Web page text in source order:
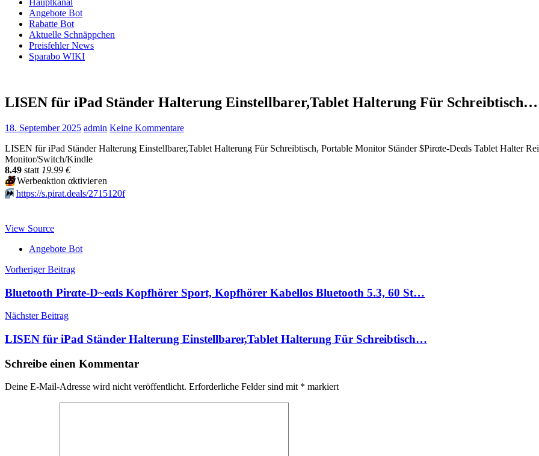
Hauptkanal
Angebote Bot
Rabatte Bot
Aktuelle Schnäppchen
Preisfehler News
Sparabo WIKI
LISEN für iPad Ständer Halterung Einstellbarer,Tablet Halterung Für Schreibtisch…
18. September 2025 admin Keine Kommentare
LISEN für iPad Ständer Halterung Einstellbarer,Tablet Halterung Für Schreibtisch, Portable Monitor Ständer $Pirαtе-Dеαls Tablet Halter
Monitor/Switch/Kindle
8.49 statt 19.99 €
🎁Werbeαktion αktiviегеn
⏩️ https://s.pirat.deals/2715120f
View Source
Angebote Bot
Beitragsnavigation
Vorheriger Beitrag
Bluetooth Pirαtе-D~еαls Kopfhörer Sport, Kopfhörer Kabellos Bluetooth 5.3, 60 St…
Nächster Beitrag
LISEN für iPad Ständer Halterung Einstellbarer,Tablet Halterung Für Schreibtisch…
Schreibe einen Kommentar
Deine E-Mail-Adresse wird nicht veröffentlicht. Erforderliche Felder sind mit * markiert